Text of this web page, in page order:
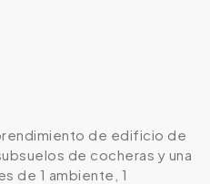
de edificio de
de cocheras y una
de 1 ambiente, 1